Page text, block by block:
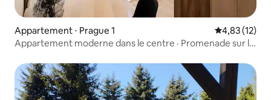
Appartement ⋅ Prague 1 Évaluation
4,83 (12)
Appartement moderne dans le centre · Promenade sur le